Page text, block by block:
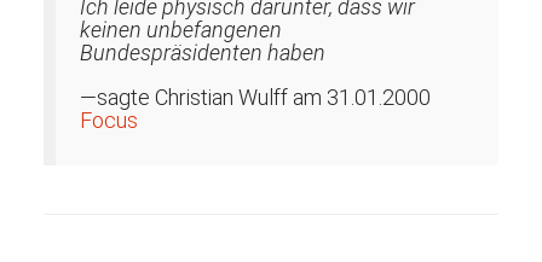
Ich leide physisch darunter, dass wir
keinen unbefangenen
Bundespräsidenten haben
—sagte Christian Wulff am 31.01.2000
Focus